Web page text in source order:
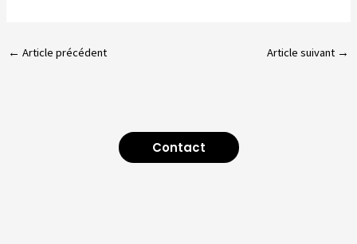
← Article précédent Article suivant →
Contact